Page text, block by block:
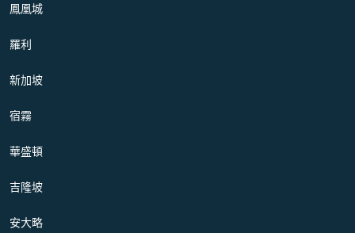
鳳凰城
羅利
新加坡
宿霧
華盛頓
吉隆坡
安大略